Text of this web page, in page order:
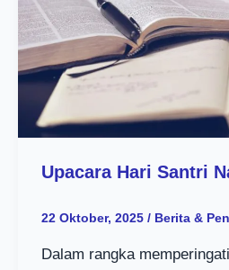
Upacara Hari Santri
22 Oktober, 2025 / Berita &
Dalam rangka